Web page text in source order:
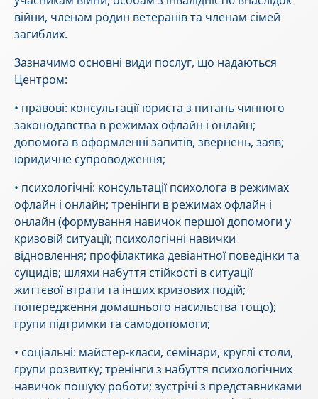
війни, членам родин ветеранів та членам сімей
загиблих.
Зазначимо основні види послуг, що надаються
Центром:
• правові: консультації юриста з питань чинного
законодавства в режимах офлайн і онлайн;
допомога в оформленні запитів, звернень, заяв;
юридичне супроводження;
• психологічні: консультації психолога в режимах
офлайн і онлайн; тренінги в режимах офлайн і
онлайн (формування навичок першої допомоги у
кризовій ситуації; психологічні навички
відновлення; профілактика девіантної поведінки та
суїцидів; шляхи набуття стійкості в ситуації
життєвої втрати та інших кризових подій;
попередження домашнього насильства тощо);
групи підтримки та самодопомоги;
• соціальні: майстер-класи, семінари, круглі столи,
групи розвитку; тренінги з набуття психологічних
навичок пошуку роботи; зустрічі з представниками